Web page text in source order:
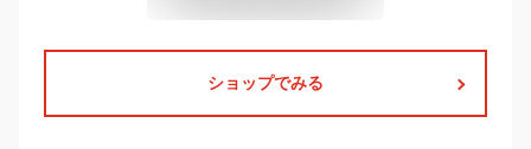
ショップでみる